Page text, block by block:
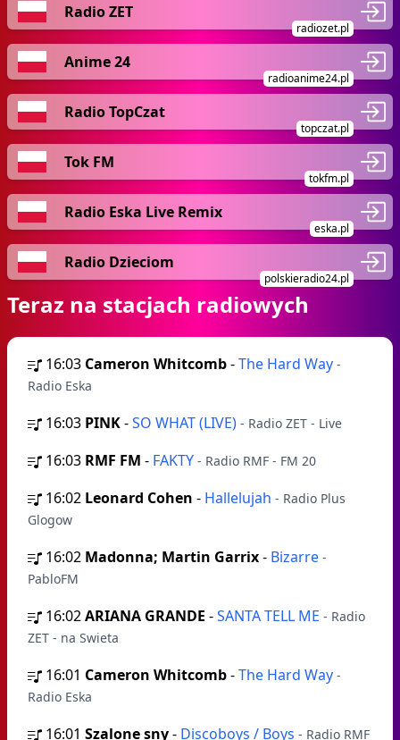
Radio ZET
radiozet.pl
Anime 24
radioanime24.pl
Radio TopCzat
topczat.pl
Tok FM
tokfm.pl
Radio Eska Live Remix
eska.pl
Radio Dzieciom
polskieradio24.pl
Teraz na stacjach radiowych
16:03 Cameron Whitcomb-The Hard Way -
Radio Eska
16:03 PINK-SO WHAT (LIVE) - Radio ZET - Live
16:03 RMF FM - FAKTY - Radio RMF - FM 20
16:02 Leonard Cohen - Hallelujah - Radio Plus
Glogow
16:02 Madonna; Martin Garrix- Bizarre -
PabloFM
16:02ARIANA GRANDE -SANTA TELL ME - Radio
ZET - na Swieta
16:01 Cameron Whitcomb-The Hard Way -
Radio Eska
16:01 Szalone sny- Discoboys / Boys - Radio RMF